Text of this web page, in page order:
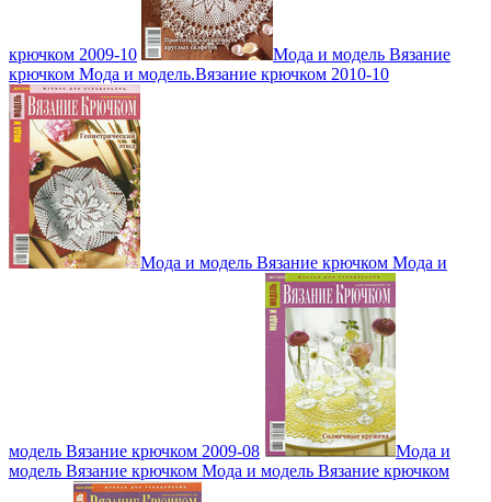
крючком 2009-10
Мода и модель Вязание
крючком Мода и модель.Вязание крючком 2010-10
Мода и модель Вязание крючком Мода и
модель Вязание крючком 2009-08
Мода и
модель Вязание крючком Мода и модель Вязание крючком